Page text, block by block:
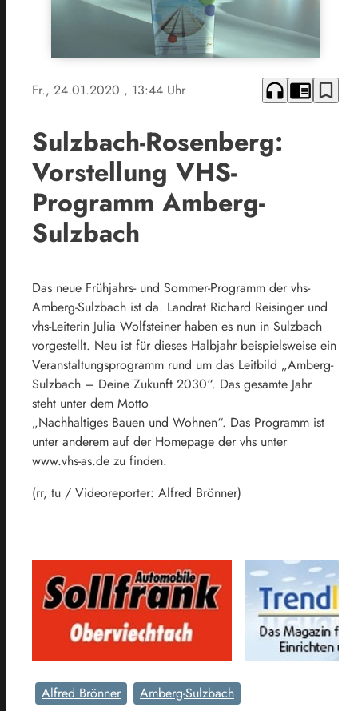
Fr., 24.01.2020 , 13:44 Uhr headphones chrome_reader_mode bookmark_border
Sulzbach-Rosenberg:
Vorstellung VHS-
Programm Amberg-
Sulzbach
Das neue Frühjahrs- und Sommer-Programm der vhs-
Amberg-Sulzbach ist da. Landrat Richard Reisinger und
vhs-Leiterin Julia Wolfsteiner haben es nun in Sulzbach
vorgestellt. Neu ist für dieses Halbjahr beispielsweise ein
Veranstaltungsprogramm rund um das Leitbild „Amberg-
Sulzbach – Deine Zukunft 2030“. Das gesamte Jahr
steht unter dem Motto
„Nachhaltiges Bauen und Wohnen“. Das Programm ist
unter anderem auf der Homepage der vhs unter
www.vhs-as.de zu finden.
(rr, tu / Videoreporter: Alfred Brönner)
Alfred Brönner
Amberg-Sulzbach